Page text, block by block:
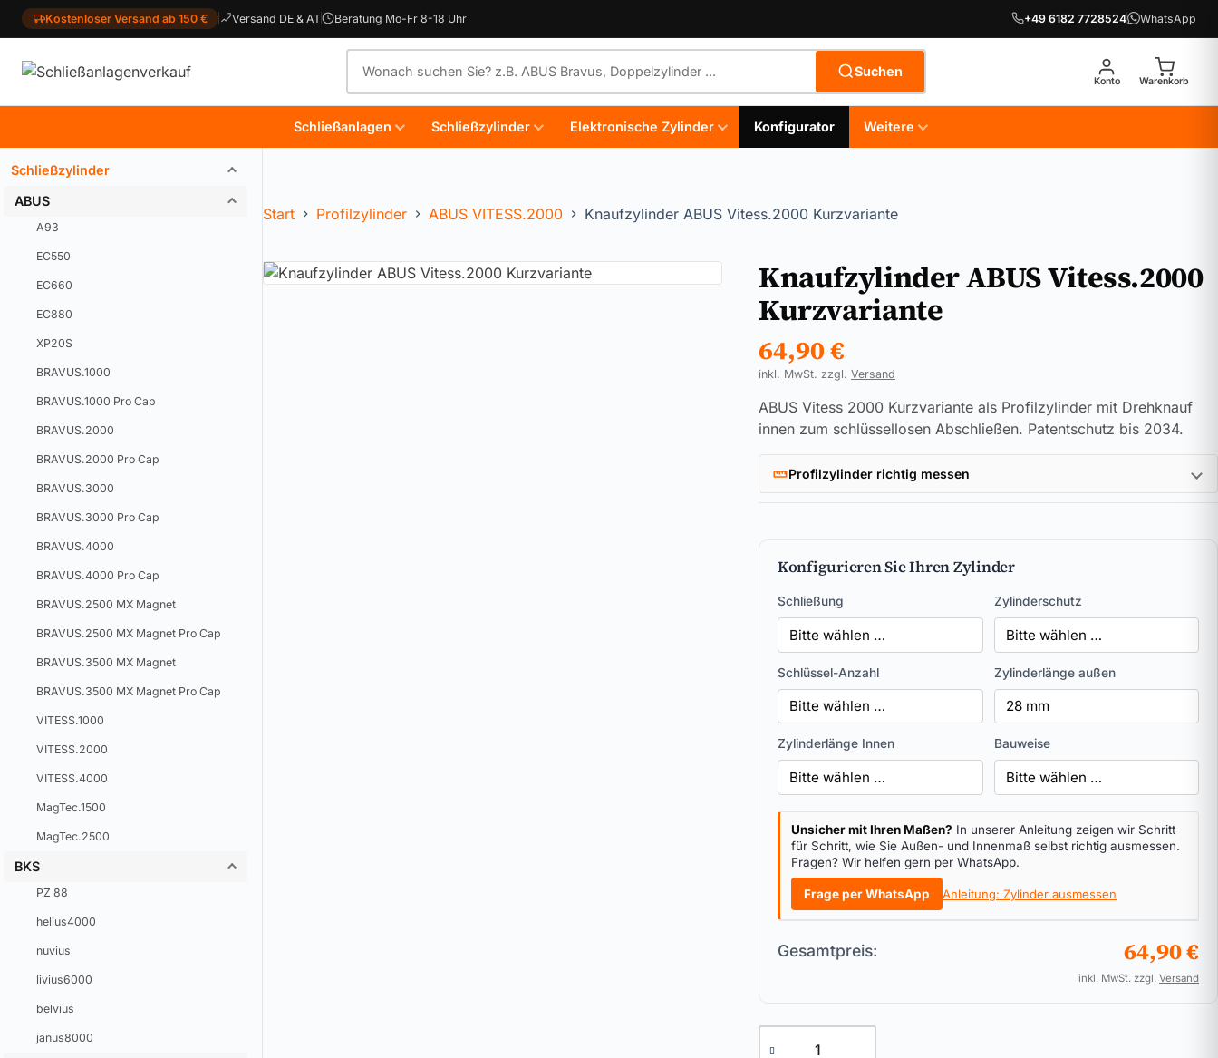
Kostenloser Versand ab 150 € Versand DE & AT Beratung Mo-Fr 8-18 Uhr +49 6182 7728524 WhatsApp
Suchen
Konto Warenkorb
Schließanlagen Schließzylinder Elektronische Zylinder Konfigurator Weitere
Schließzylinder
ABUS
A93
EC550
EC660
EC880
XP20S
BRAVUS.1000
BRAVUS.1000 Pro Cap
BRAVUS.2000
BRAVUS.2000 Pro Cap
BRAVUS.3000
BRAVUS.3000 Pro Cap
BRAVUS.4000
BRAVUS.4000 Pro Cap
BRAVUS.2500 MX Magnet
BRAVUS.2500 MX Magnet Pro Cap
BRAVUS.3500 MX Magnet
BRAVUS.3500 MX Magnet Pro Cap
VITESS.1000
VITESS.2000
VITESS.4000
MagTec.1500
MagTec.2500
BKS
PZ 88
helius4000
nuvius
livius6000
belvius
janus8000
Start Profilzylinder ABUS VITESS.2000 Knaufzylinder ABUS Vitess.2000 Kurzvariante
Knaufzylinder ABUS Vitess.2000
Kurzvariante
64,90€
inkl. MwSt. zzgl. Versand
ABUS Vitess 2000 Kurzvariante als Profilzylinder mit Drehknauf
innen zum schlüssellosen Abschließen. Patentschutz bis 2034.
Profilzylinder richtig messen
Konfigurieren Sie Ihren Zylinder
Schließung Zylinderschutz
Schlüssel-Anzahl Zylinderlänge außen
Zylinderlänge Innen Bauweise
Unsicher mit Ihren Maßen? In unserer Anleitung zeigen wir Schritt
für Schritt, wie Sie Außen- und Innenmaß selbst richtig ausmessen.
Fragen? Wir helfen gern per WhatsApp.
Frage per WhatsApp Anleitung: Zylinder ausmessen
Gesamtpreis: 64,90 €
inkl. MwSt. zzgl. Versand